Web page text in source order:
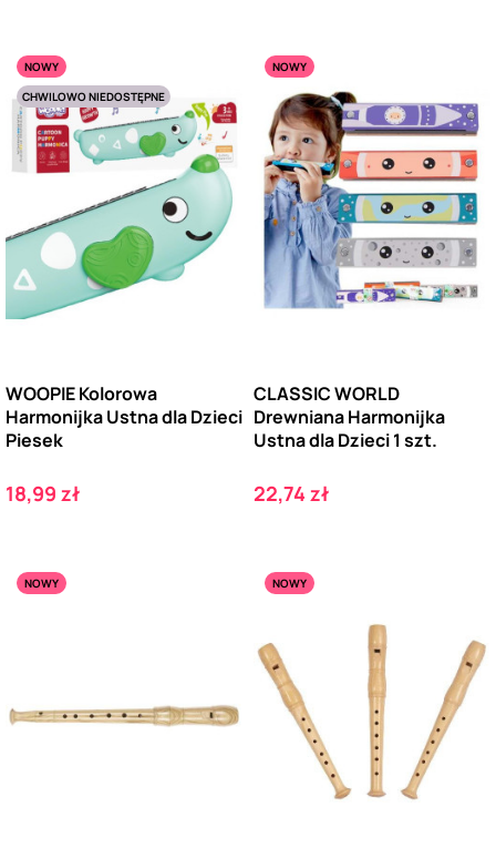
NOWY
CHWILOWO NIEDOSTĘPNE
WOOPIE Kolorowa
Harmonijka Ustna dla Dzieci
Piesek
Cena
18,99 zł
NOWY
CLASSIC WORLD
Drewniana Harmonijka
Ustna dla Dzieci 1 szt.
Cena
22,74 zł
NOWY NOWY